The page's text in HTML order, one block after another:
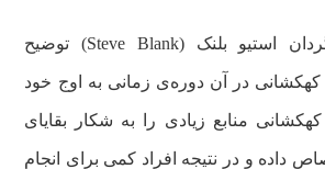
همان‌طور که کارگردان استیو بلنک (Steve Blank) توضیح
در آن دوره‌ی زمانی به اوج خود
منابع زیادی را به شکار بقایای
داده و در نتیجه افراد کمی برای انجام